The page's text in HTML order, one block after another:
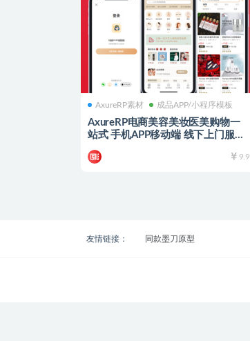
AxureRP素材 成品APP/小程序模板
AxureRP电商美容美妆医美购物一
站式 手机APP移动端 线下上门服务
原型图源文件 可自由编辑修改
9.9
友情链接： 同款墨刀原型